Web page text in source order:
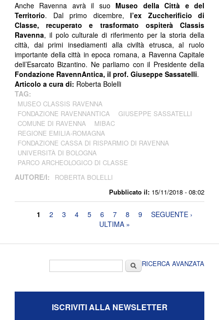
Pubblicato il: 15/11/2018 - 08:02
Anche Ravenna avrà il suo Museo della Città e del
Territorio. Dal primo dicembre, l’ex Zuccherificio di
Classe, recuperato e trasformato ospiterà Classis
Ravenna, il polo culturale di riferimento per la storia della
città, dai primi insediamenti alla civiltà etrusca, al ruolo
importante della città in epoca romana, a Ravenna Capitale
dell’Esarcato Bizantino. Ne parliamo con il Presidente della
Fondazione RavennAntica, il prof. Giuseppe Sassatelli.
Articolo a cura di: Roberta Bolelli
TAG:
MUSEO CLASSIS RAVENNA
FONDAZIONE RAVENNANTICA
GIUSEPPE SASSATELLI
COMUNE DI RAVENNA
MIBAC
REGIONE EMILIA-ROMAGNA
FONDAZIONE CASSA DI RISPARMIO DI RAVENNA
UNIVERSITÀ DI BOLOGNA
PARCO ARCHEOLOGICO DI CLASSE
AUTORE/I: ROBERTA BOLELLI
Pagine
1 2 3 4 5 6 7 8 9
SEGUENTE ›
ULTIMA »
CercaRICERCA AVANZATA
ISCRIVITI ALLA NEWSLETTER